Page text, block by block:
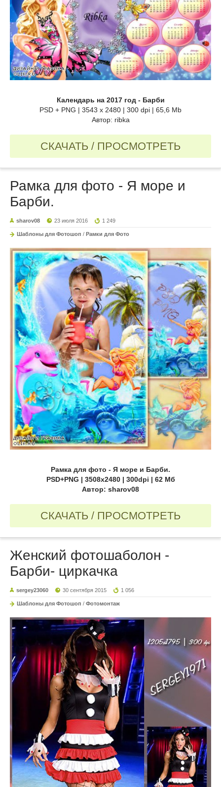
Календарь на 2017 год - Барби
PSD + PNG | 3543 x 2480 | 300 dpi | 65,6 Mb
Автор: ribka
СКАЧАТЬ / ПРОСМОТРЕТЬ
Рамка для фото - Я море и
Барби.
sharov08 23 июля 2016 1 249
Шаблоны для Фотошоп / Рамки для Фото
Рамка для фото - Я море и Барби.
PSD+PNG | 3508x2480 | 300dpi | 62 Мб
Автор: sharov08
СКАЧАТЬ / ПРОСМОТРЕТЬ
Женский фотошаболон -
Барби- циркачка
sergey23060 30 сентября 2015 1 056
Шаблоны для Фотошоп / Фотомонтаж